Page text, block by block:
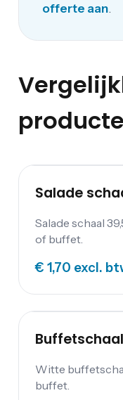
offerte aan.
Salade
Salade schaal
of buffet.
€ 1,70 excl.
Witte
buffet.